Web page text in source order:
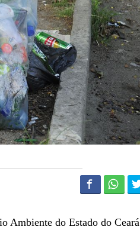
Ambiente do Estado do Ceará